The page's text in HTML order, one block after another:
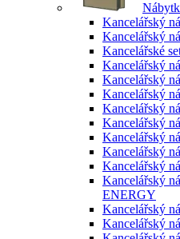
Kancelářský
Kancelářský
Kancelářské
Kancelářský
Kancelářský
Kancelářský
Kancelářský
Kancelářský
Kancelářský
Kancelářský
Kancelářský
Kancelářský
ENERGY
Kancelářský
Kancelářský